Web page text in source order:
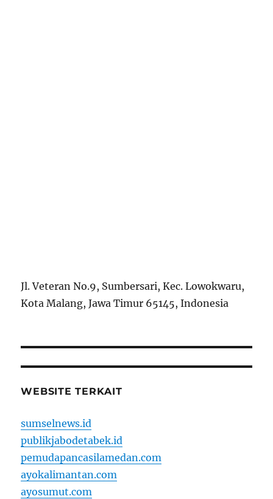
Jl. Veteran No.9, Sumbersari, Kec. Lowokwaru,
Kota Malang, Jawa Timur 65145, Indonesia
WEBSITE TERKAIT
sumselnews.id
publikjabodetabek.id
pemudapancasilamedan.com
ayokalimantan.com
ayosumut.com